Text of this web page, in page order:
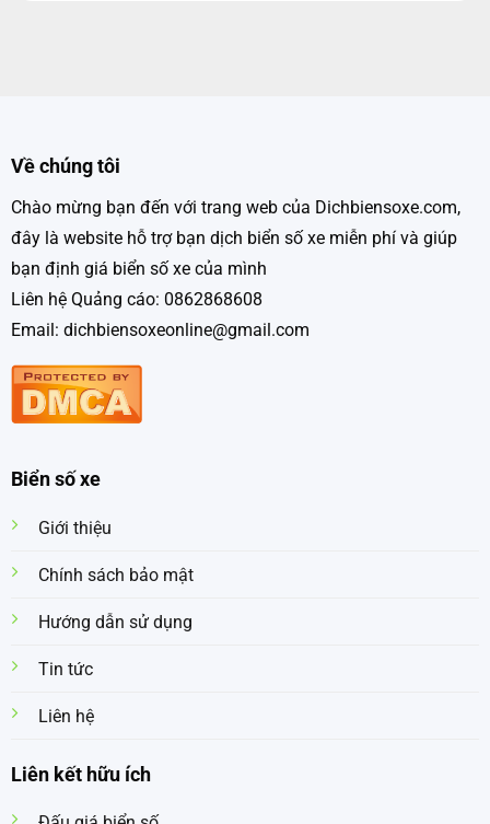
Về chúng tôi
Chào mừng bạn đến với trang web của Dichbiensoxe.com,
đây là website hỗ trợ bạn dịch biển số xe miễn phí và giúp
bạn định giá biển số xe của mình
Liên hệ Quảng cáo: 0862868608
Email: dichbiensoxeonline@gmail.com
Biển số xe
Giới thiệu
Chính sách bảo mật
Hướng dẫn sử dụng
Tin tức
Liên hệ
Liên kết hữu ích